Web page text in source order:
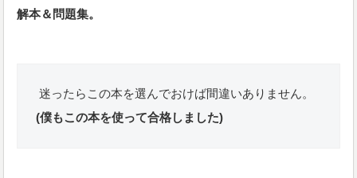
解本＆問題集。
迷ったらこの本を選んでおけば間違いありません。
(僕もこの本を使って合格しました)